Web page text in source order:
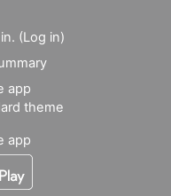
(Log in)
app
theme
app